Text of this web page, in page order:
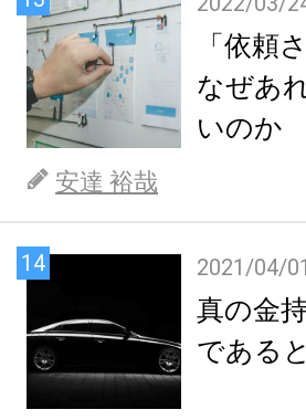
「依頼
なぜあ
いのか
安達 裕哉
14 2021/04/01
真の金
である